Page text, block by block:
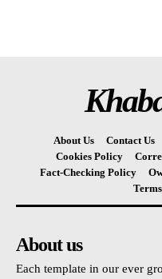
About Us Contact Us
Cookies Policy
Fact-Checking Policy
About us
Each template in our ever